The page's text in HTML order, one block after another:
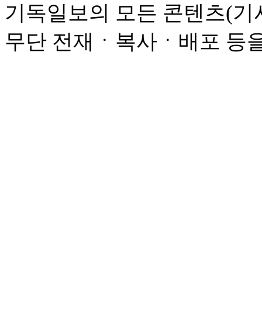
기독일보의 모든 콘텐츠(
무단 전재ㆍ복사ㆍ배포 등